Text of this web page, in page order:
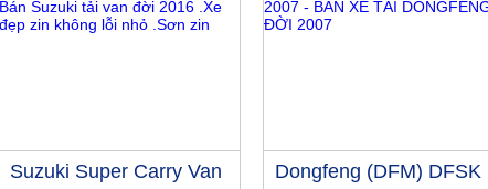
Suzuki Super Carry Van
Dongfeng (DFM) DFSK